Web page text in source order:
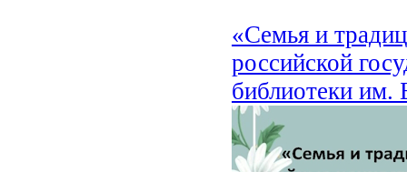
«Семья и
российской
библиотеки им.